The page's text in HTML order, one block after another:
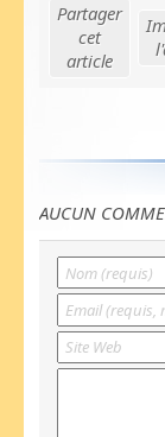
Partager
cet
article
AUCUN